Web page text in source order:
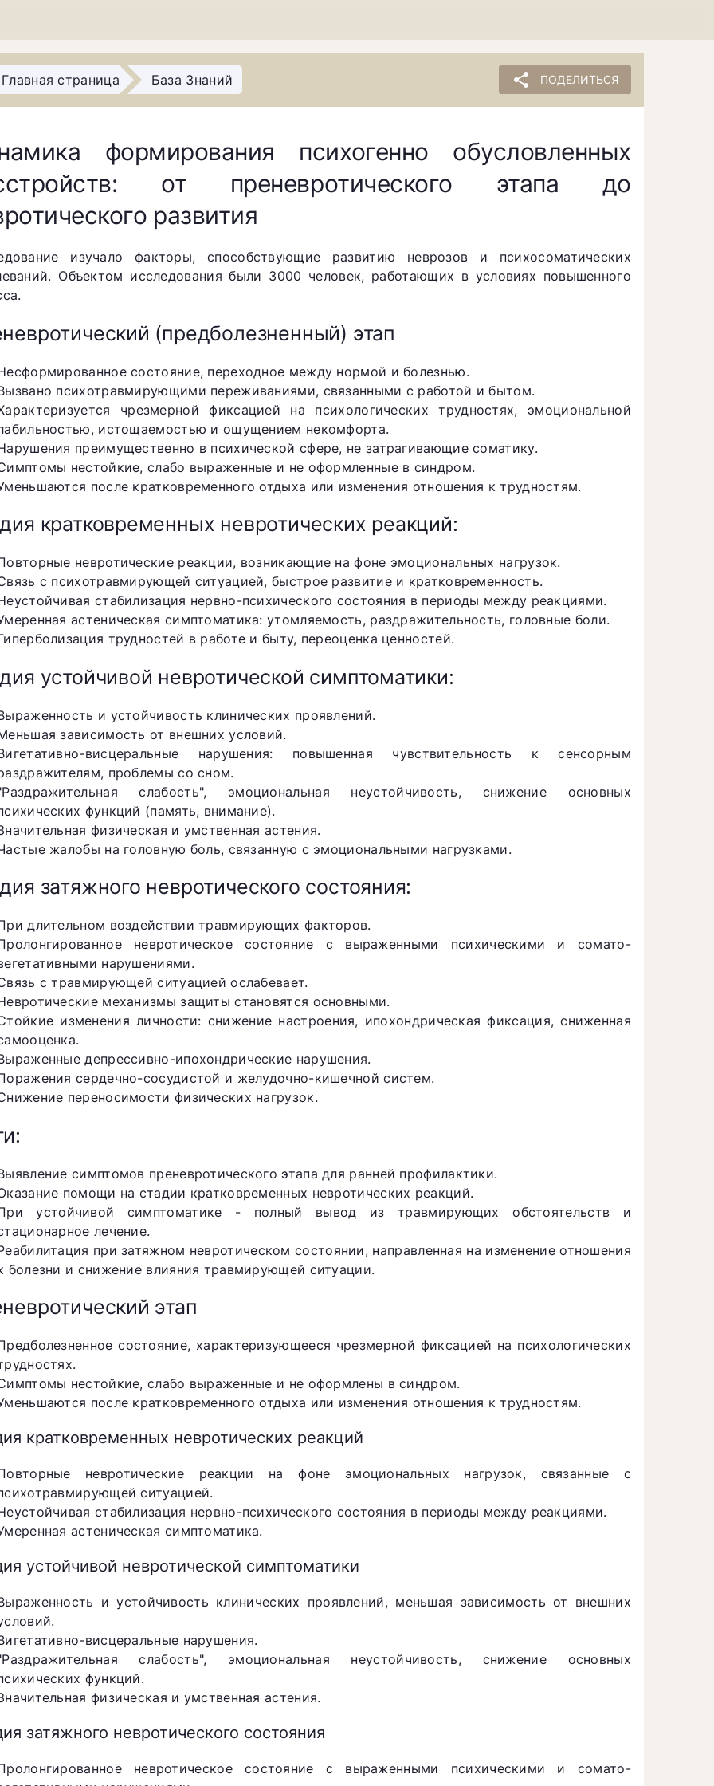
Главная страница База Знаний share ПОДЕЛИТЬСЯ
формирования психогенно обусловленных
от преневротического этапа до
развития
изучало факторы, способствующие развитию неврозов и психосоматических
Объектом исследования были 3000 человек, работающих в условиях повышенного
(предболезненный) этап
состояние, переходное между нормой и болезнью.
психотравмирующими переживаниями, связанными с работой и бытом.
чрезмерной фиксацией на психологических трудностях, эмоциональной
истощаемостью и ощущением некомфорта.
преимущественно в психической сфере, не затрагивающие соматику.
нестойкие, слабо выраженные и не оформленные в синдром.
после кратковременного отдыха или изменения отношения к трудностям.
кратковременных невротических реакций:
невротические реакции, возникающие на фоне эмоциональных нагрузок.
с психотравмирующей ситуацией, быстрое развитие и кратковременность.
стабилизация нервно-психического состояния в периоды между реакциями.
астеническая симптоматика: утомляемость, раздражительность, головные боли.
трудностей в работе и быту, переоценка ценностей.
устойчивой невротической симптоматики:
и устойчивость клинических проявлений.
зависимость от внешних условий.
висцеральные нарушения: повышенная чувствительность к сенсорным
проблемы со сном.
слабость", эмоциональная неустойчивость, снижение основных
функций (память, внимание).
физическая и умственная астения.
жалобы на головную боль, связанную с эмоциональными нагрузками.
затяжного невротического состояния:
длительном воздействии травмирующих факторов.
невротическое состояние с выраженными психическими и сомато-
нарушениями.
с травмирующей ситуацией ослабевает.
механизмы защиты становятся основными.
изменения личности: снижение настроения, ипохондрическая фиксация, сниженная
депрессивно-ипохондрические нарушения.
сердечно-сосудистой и желудочно-кишечной систем.
переносимости физических нагрузок.
симптомов преневротического этапа для ранней профилактики.
помощи на стадии кратковременных невротических реакций.
устойчивой симптоматике - полный вывод из травмирующих обстоятельств и
лечение.
при затяжном невротическом состоянии, направленная на изменение отношения
болезни и снижение влияния травмирующей ситуации.
этап
состояние, характеризующееся чрезмерной фиксацией на психологических
нестойкие, слабо выраженные и не оформлены в синдром.
после кратковременного отдыха или изменения отношения к трудностям.
кратковременных невротических реакций
невротические реакции на фоне эмоциональных нагрузок, связанные с
ситуацией.
стабилизация нервно-психического состояния в периоды между реакциями.
астеническая симптоматика.
устойчивой невротической симптоматики
и устойчивость клинических проявлений, меньшая зависимость от внешних
висцеральные нарушения.
слабость", эмоциональная неустойчивость, снижение основных
функций.
физическая и умственная астения.
затяжного невротического состояния
невротическое состояние с выраженными психическими и сомато-